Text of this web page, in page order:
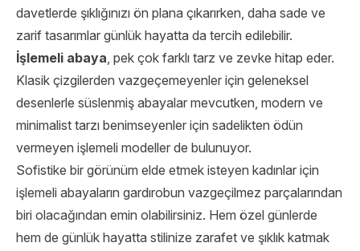
davetlerde şıklığınızı ön plana çıkarırken, daha sade ve
zarif tasarımlar günlük hayatta da tercih edilebilir.
İşlemeli abaya, pek çok farklı tarz ve zevke hitap eder.
Klasik çizgilerden vazgeçemeyenler için geleneksel
desenlerle süslenmiş abayalar mevcutken, modern ve
minimalist tarzı benimseyenler için sadelikten ödün
vermeyen işlemeli modeller de bulunuyor.
Sofistike bir görünüm elde etmek isteyen kadınlar için
işlemeli abayaların gardırobun vazgeçilmez parçalarından
biri olacağından emin olabilirsiniz. Hem özel günlerde
hem de günlük hayatta stilinize zarafet ve şıklık katmak